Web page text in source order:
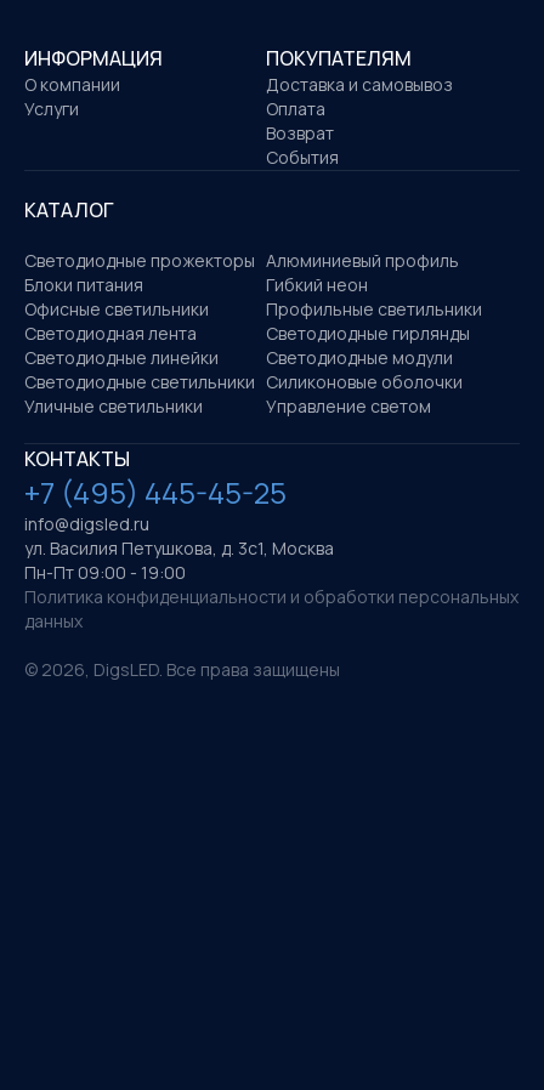
ИНФОРМАЦИЯ
О компании
Услуги
ПОКУПАТЕЛЯМ
Доставка и самовывоз
Оплата
Возврат
События
КАТАЛОГ
Светодиодные прожекторы Алюминиевый профиль
Блоки питания
Гибкий неон
Офисные светильники
Профильные светильники
Светодиодная лента
Светодиодные гирлянды
Светодиодные линейки
Светодиодные модули
Светодиодные светильники Силиконовые оболочки
Уличные светильники
Управление светом
КОНТАКТЫ
+7 (495) 445-45-25
info@digsled.ru
ул. Василия Петушкова, д. 3с1, Москва
Пн-Пт 09:00 - 19:00
Политика конфиденциальности и обработки персональных
данных
© 2026, DigsLED. Все права защищены